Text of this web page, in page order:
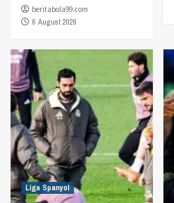
beritabola99.com
6 August 2026
Liga Spanyol